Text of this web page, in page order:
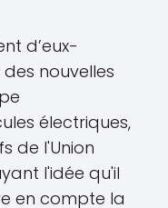
d’eux-
des nouvelles
électriques,
de l'Union
l'idée qu'il
en compte la